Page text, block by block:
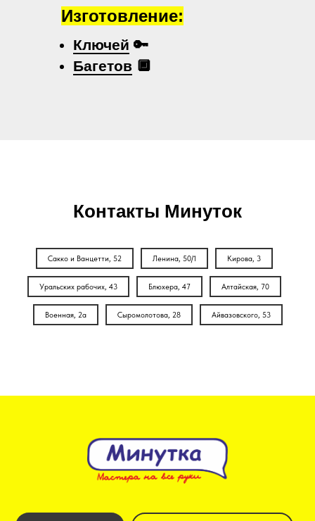
Ключей 🔑
Багетов 🔲
Изготовление:
Контакты Минуток
Сакко и Ванцетти, 52 Ленина, 50/1 Кирова, 3
Уральских рабочих, 43 Блюхера, 47 Алтайская, 70
Военная, 2а Сыромолотова, 28 Айвазовского, 53